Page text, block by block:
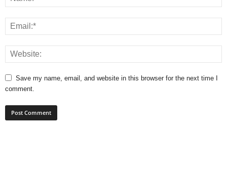
Save my name, email, and website in this browser for the next time I
comment.